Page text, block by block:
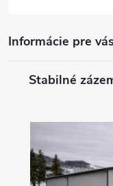
Informácie pre vás
Stabilné